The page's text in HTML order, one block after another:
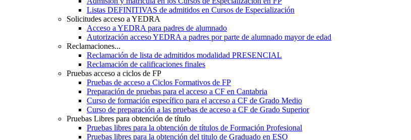
Listas DEFINITIVAS de admitidos en Cursos de Especialización
Solicitudes acceso a YEDRA
Acceso a YEDRA para padres de alumnado
Autorización acceso YEDRA a padres por parte de alumnado mayor de edad
Reclamaciones...
Reclamación de lista de admitidos modalidad PRESENCIAL
Reclamación de calificaciones finales
Pruebas acceso a ciclos de FP
Pruebas de acceso a Ciclos Formativos de FP
Preparación de pruebas para el acceso a CF en Cantabria
Curso de formación específico para el acceso a CF de Grado Medio
Curso de preparación a las pruebas de acceso a CF de Grado Superior
Pruebas Libres para obtención de título
Pruebas libres para la obtención de títulos de Formación Profesional
Pruebas libres para la obtención del titulo de Graduado en ESO